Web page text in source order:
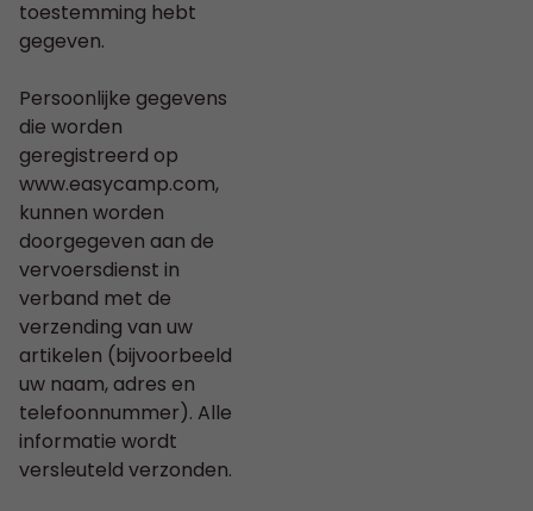
toestemming hebt
gegeven.
Persoonlijke gegevens
die worden
geregistreerd op
www.easycamp.com,
kunnen worden
doorgegeven aan de
vervoersdienst in
verband met de
verzending van uw
artikelen (bijvoorbeeld
uw naam, adres en
telefoonnummer). Alle
informatie wordt
versleuteld verzonden.